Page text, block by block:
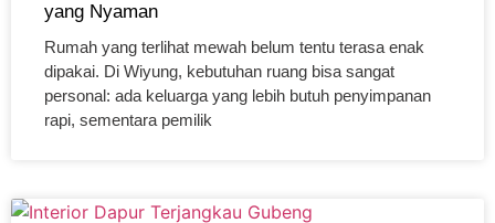
yang Nyaman
Rumah yang terlihat mewah belum tentu terasa enak
dipakai. Di Wiyung, kebutuhan ruang bisa sangat
personal: ada keluarga yang lebih butuh penyimpanan
rapi, sementara pemilik